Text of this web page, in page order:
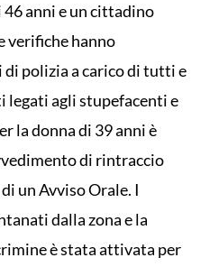
anni e un cittadino
verifiche hanno
polizia a carico di tutti e
legati agli stupefacenti e
la donna di 39 anni è
di rintraccio
un Avviso Orale. I
dalla zona e la
è stata attivata per